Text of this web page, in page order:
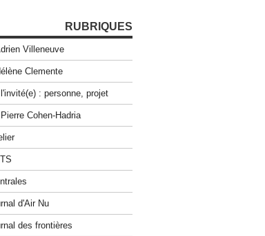
RUBRIQUES
Villeneuve
Clemente
: personne, projet
Cohen-Hadria
d'Air Nu
des frontières